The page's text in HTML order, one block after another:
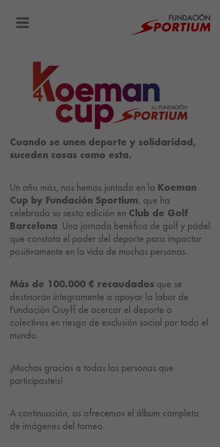
contenido
Cuando se unen deporte y solidaridad,
suceden cosas como esta.
Un año más, nos hemos juntado en la Koeman
Cup by Fundación Sportium , que ha
celebrado su sexta edición en Club de Golf
Barcelona . Una jornada benéfica de golf y pádel
que constata el poder del deporte para impactar
positivamente en la vida de muchas personas.
Más de 100.000 € recaudados que se
destinarán íntegramente a apoyar la labor de
Fundación Cruyff de acercar el deporte a
colectivos en riesgo de exclusión social por todo el
mundo.
¡Muchas gracias a todas las personas que
participasteis!
A continuación, os ofrecemos el álbum completo
de imágenes del torneo.